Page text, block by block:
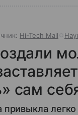
Hi-Tech Mail
сам
привыкла